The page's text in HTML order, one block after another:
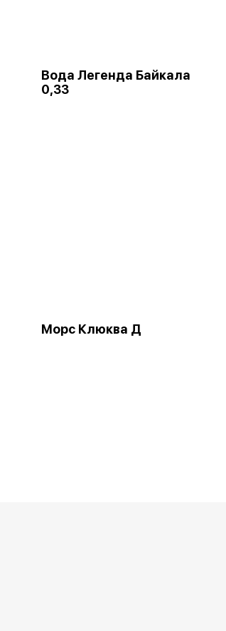
Вода Легенда Байкала
0,33
Морс Клюква Д